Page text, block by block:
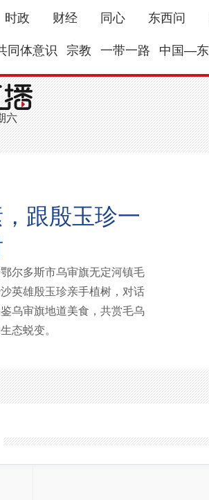
时政 财经 同心 东西问
同体意识 宗教 一带一路 中国—东
六
跟殷玉珍一
尔多斯市乌审旗无定河镇毛
英雄殷玉珍亲手植树，对话
乌审旗地道美食，共赏毛乌
态蜕变。